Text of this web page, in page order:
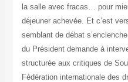
la salle avec fracas… pour
déjeuner achevée. Et c’est
semblant de débat
du Président demande à
structurée aux critiques de
Fédération internationale des